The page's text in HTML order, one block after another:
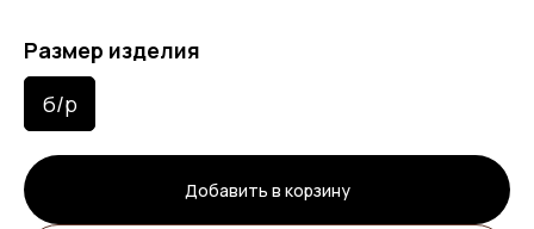
Размер изделия
б/р
Добавить в корзину